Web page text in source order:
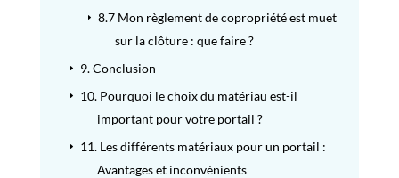
E 8.7Mon règlement de copropriété est muet
sur la clôture : que faire ?
E 9.Conclusion
E 10.Pourquoi le choix du matériau est-il
important pour votre portail ?
E 11.Les différents matériaux pour un portail :
Avantages et inconvénients